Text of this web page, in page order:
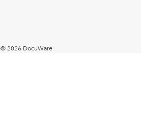
© 2026 DocuWare